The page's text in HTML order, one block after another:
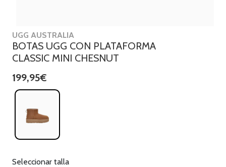
UGG AUSTRALIA
BOTAS UGG CON PLATAFORMA
CLASSIC MINI CHESNUT
199,95€
Seleccionar talla